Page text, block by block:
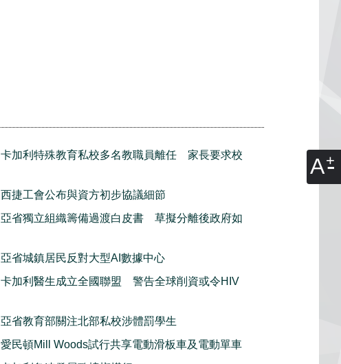
A
卡加利特殊教育私校多名教職員離任 家長要求校
西捷工會公布與資方初步協議細節
亞省獨立組織籌備過渡白皮書 草擬分離後政府如
亞省城鎮居民反對大型AI數據中心
卡加利醫生成立全國聯盟 警告全球削資或令HIV
亞省教育部關注北部私校涉體罰學生
愛民頓Mill Woods試行共享電動滑板車及電動單車